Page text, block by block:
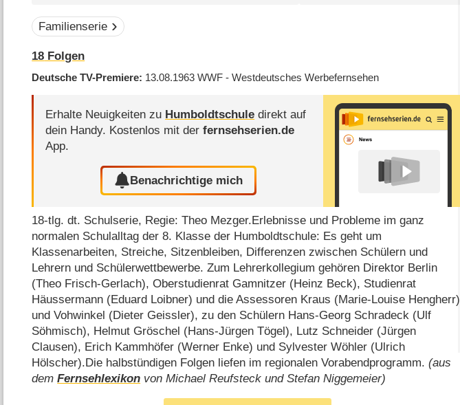
Familienserie
18 Folgen
Deutsche TV-Premiere 13.08.1963WWF - Westdeutsches Werbefernsehen
Erhalte Neuigkeiten zu Humboldtschule direkt auf
dein Handy. Kostenlos mit derfernsehserien.de
App.
Benachrichtige mich
18-tlg. dt. Schulserie, Regie: Theo Mezger.Erlebnisse und Probleme im ganz
normalen Schulalltag der 8. Klasse der Humboldtschule: Es geht um
Klassenarbeiten, Streiche, Sitzenbleiben, Differenzen zwischen Schülern und
Lehrern und Schülerwettbewerbe. Zum Lehrerkollegium gehören Direktor Berlin
(Theo Frisch-Gerlach), Oberstudienrat Gamnitzer (Heinz Beck), Studienrat
Häussermann (Eduard Loibner) und die Assessoren Kraus (Marie-Louise Hengherr)
und Vohwinkel (Dieter Geissler), zu den Schülern Hans-Georg Schradeck (Ulf
Söhmisch), Helmut Gröschel (Hans-Jürgen Tögel), Lutz Schneider (Jürgen
Clausen), Erich Kammhöfer (Werner Enke) und Sylvester Wöhler (Ulrich
Hölscher).Die halbstündigen Folgen liefen im regionalen Vorabendprogramm.(aus
demFernsehlexikon von Michael Reufsteck und Stefan Niggemeier)